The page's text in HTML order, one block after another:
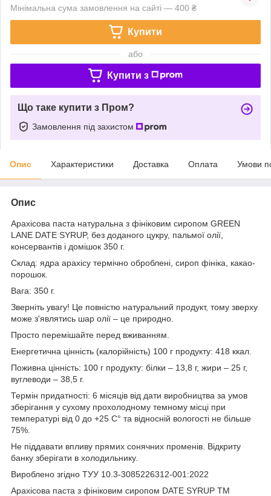
Мінімальна сума замовлення на сайті — 400 ₴
Купити
або
Купити з
Що таке купити з Пром?
Замовлення під захистом
Опис Характеристики Доставка Оплата Умови
Опис
Арахісова паста натуральна з фініковим сиропом GREEN
LANE DATE SYRUP, без доданого цукру, пальмої олії,
консервантів і домішок 350 г.
Склад: ядра арахісу термічно оброблені, сироп фініка, какао-
порошок.
Вага: 350 г.
Зверніть увагу! Це повністю натуральний продукт, тому зверху
може з'являтись шар олії – це природно.
Просто перемішайте перед вживанням.
Енергетична цінність (калорійність) 100 г продукту: 418 ккал.
Поживна цінність: 100 г продукту: білки – 13,8 г, жири – 25 г,
вуглеводи – 38,5 г.
Термін придатності: 6 місяців від дати виробництва за умов
зберігання у сухому прохолодному темному місці при
температурі від 0 до +25 С° та відносній вологості не більше
75%.
Не піддавати впливу прямих сонячних променів. Відкриту
банку зберігати в холодильнику.
Вироблено згідно ТУУ 10.3-3085226312-001:2022
Арахісова паста з фініковим сиропом DATE SYRUP ТМ